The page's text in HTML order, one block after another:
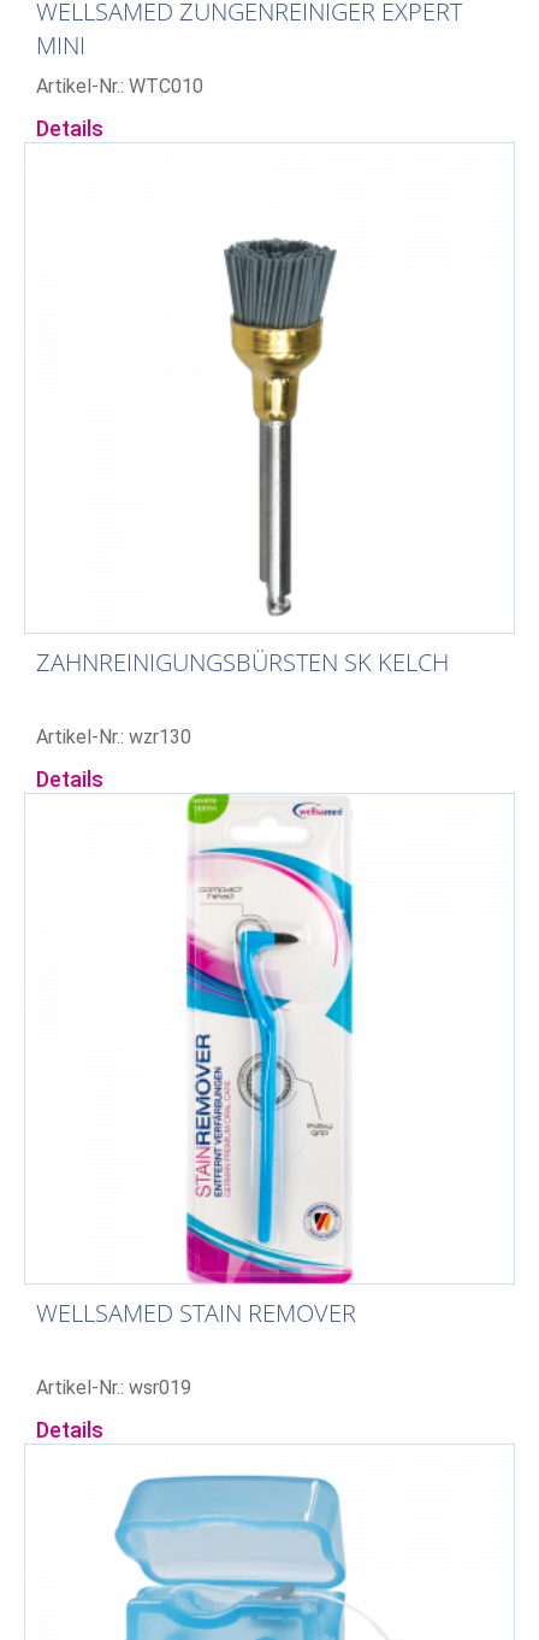
WELLSAMED ZUNGENREINIGER EXPERT
MINI
Artikel-Nr.: WTC010
Details
ZAHNREINIGUNGSBÜRSTEN SK KELCH
Artikel-Nr.: wzr130
Details
WELLSAMED STAIN REMOVER
Artikel-Nr.: wsr019
Details